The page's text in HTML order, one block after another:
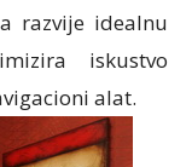
razvije idealnu
iskustvo
alat.